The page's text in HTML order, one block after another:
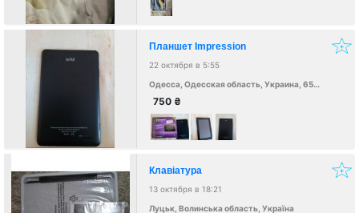
Планшет Impression
22 октября в 5:55
Одесса, Одесская область, Украина, 65000
750 ₴
Клавіатура
13 октября в 18:21
Луцьк, Волинська область, Україна